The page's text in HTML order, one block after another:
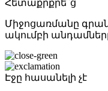
Հետաքրքրե՞ց
Միջոցառմանը
ակումբի
Էջը հասանելի չէ